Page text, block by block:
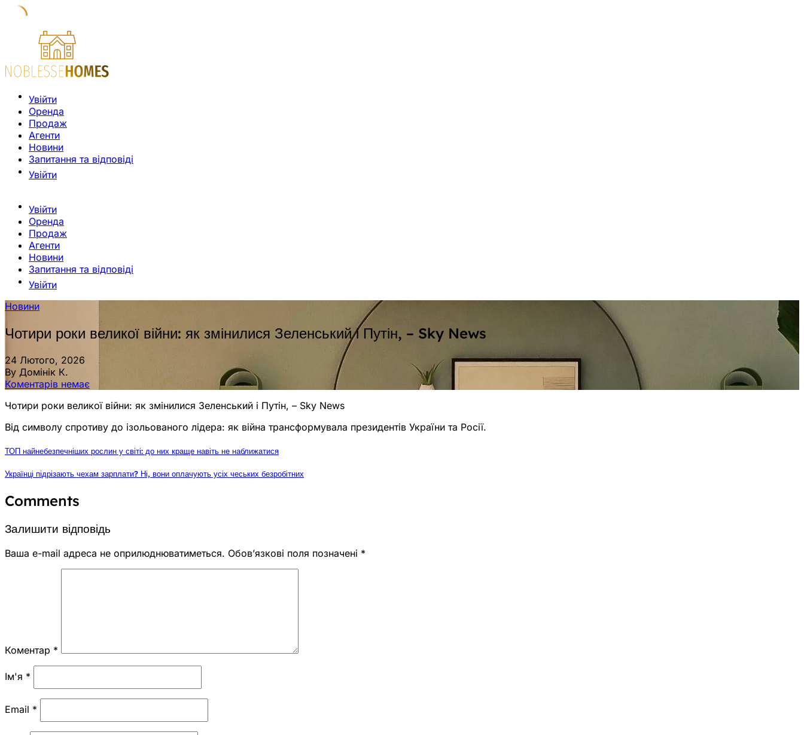
Увійти
Оренда
Продаж
Агенти
Новини
Запитання та відповіді
Увійти
Увійти
Оренда
Продаж
Агенти
Новини
Запитання та відповіді
Увійти
Новини
Чотири роки великої війни: як змінилися Зеленський і Путін, – Sky News
24 Лютого, 2026
By Домінік К.
Коментарів немає
Чотири роки великої війни: як змінилися Зеленський і Путін, – Sky News
Від символу спротиву до ізольованого лідера: як війна трансформувала президентів України та Росії.
ТОП найнебезпечніших рослин у світі: до них краще навіть не наближатися
Українці підрізають чехам зарплати? Ні, вони оплачують усіх чеських безробітних
Comments
Залишити відповідь
Ваша e-mail адреса не оприлюднюватиметься. Обов’язкові поля позначені *
Коментар *
Ім'я *
Email *